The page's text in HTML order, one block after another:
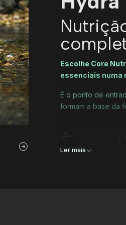
Escolhe Core
essenciais numa
É o ponto de
formam a base da
É para ti
Ler mais